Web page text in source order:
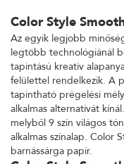
Color Style
Az egyik legjobb
legtöbb technológiánál
tapintású kreatív
felülettel rendelkezik. A
tapintható prégelési
alkalmas alternatívát
melyből 9 szín világos
alkalmas színalap. Color
barnássárga papír.